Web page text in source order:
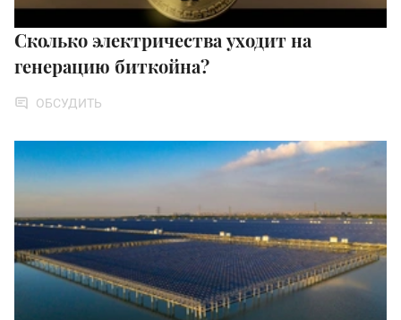
Сколько электричества уходит на
генерацию биткойна?
ОБСУДИТЬ